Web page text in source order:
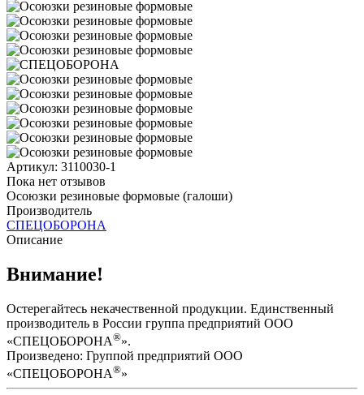
Артикул: 3110030-1
Пока нет отзывов
Осоюзки резиновые формовые (галоши)
Производитель
СПЕЦОБОРОНА
Описание
Внимание!
Остерегайтесь некачественной продукции. Единственный
производитель в России группа предприятий ООО
«СПЕЦОБОРОНА®».
Произведено: Группой предприятий ООО
«СПЕЦОБОРОНА®»